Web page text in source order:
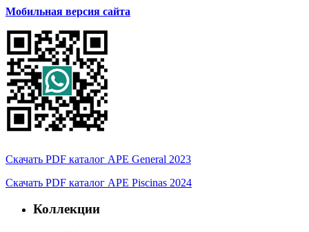
Мобильная версия сайта
Скачать PDF каталог APE General 2023
Скачать PDF каталог APE Piscinas 2024
Коллекции